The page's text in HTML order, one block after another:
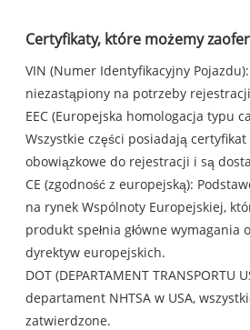
Certyfikaty, które możemy
VIN (Numer Identyfikacyjny
niezastąpiony na potrzeby
EEC (Europejska homologacja typu
Wszystkie części posiadają certyfikat
obowiązkowe do rejestracji i są
CE (zgodność z europejską):
na rynek Wspólnoty Europejskiej,
produkt spełnia główne wymagania
dyrektyw europejskich.
DOT (DEPARTAMENT TRANSPORTU
departament NHTSA w USA,
zatwierdzone.